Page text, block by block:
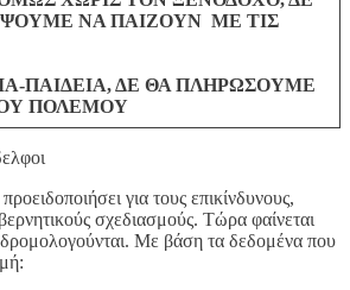
ΝΑ ΠΑΙΖΟΥΝ ΜΕ ΤΙΣ
ΠΑΙΔΕΙΑ, ΔΕ ΘΑ ΠΛΗΡΩΣΟΥΜΕ
ΠΟΛΕΜΟΥ
για τους επικίνδυνους,
σχεδιασμούς. Τώρα φαίνεται
δρομολογούνται. Με βάση τα δεδομένα που